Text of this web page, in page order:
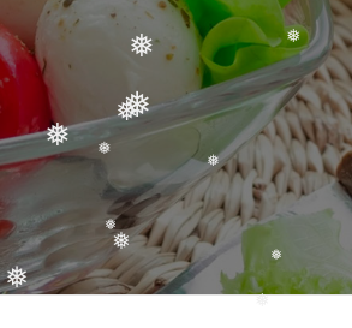
❅
❅
❅
❅
❅
❅
❅